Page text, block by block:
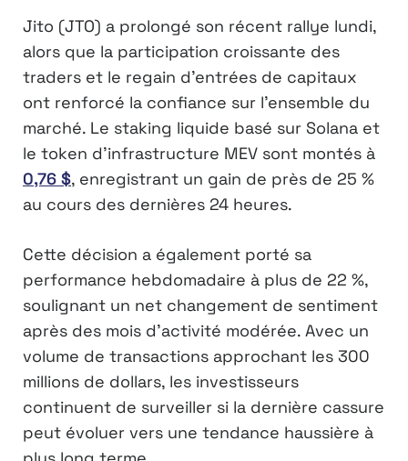
Jito (JTO) a prolongé son récent rallye lundi,
alors que la participation croissante des
traders et le regain d’entrées de capitaux
ont renforcé la confiance sur l’ensemble du
marché. Le staking liquide basé sur Solana et
le token d’infrastructure MEV sont montés à
0,76 $, enregistrant un gain de près de 25 %
au cours des dernières 24 heures.
Cette décision a également porté sa
performance hebdomadaire à plus de 22 %,
soulignant un net changement de sentiment
après des mois d’activité modérée. Avec un
volume de transactions approchant les 300
millions de dollars, les investisseurs
continuent de surveiller si la dernière cassure
peut évoluer vers une tendance haussière à